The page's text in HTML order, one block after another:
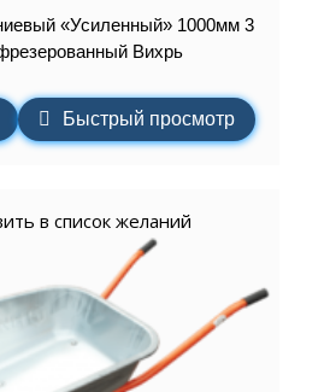
«Усиленный» 1000мм 3
Вихрь
Быстрый просмотр
в список желаний